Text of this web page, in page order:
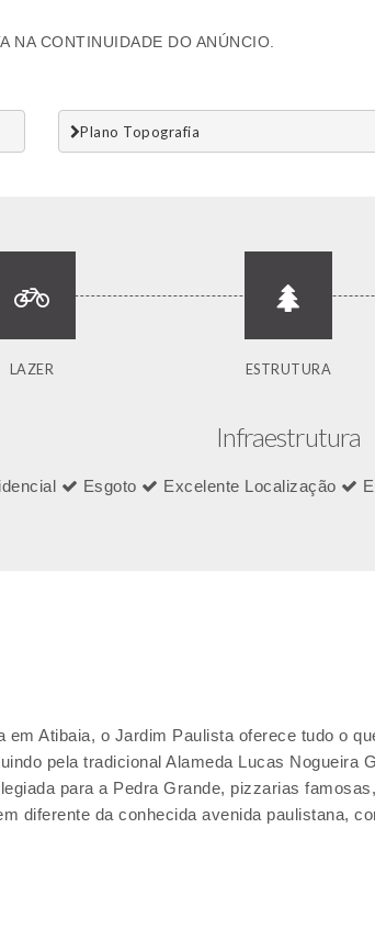
NA CONTINUIDADE DO ANÚNCIO.
Plano Topografia
LAZER ESTRUTURA
Infraestrutura
Esgoto Excelente Localização
Atibaia, o Jardim Paulista oferece tudo o
pela tradicional Alameda Lucas Nogueira
para a Pedra Grande, pizzarias
diferente da conhecida avenida paulistana,